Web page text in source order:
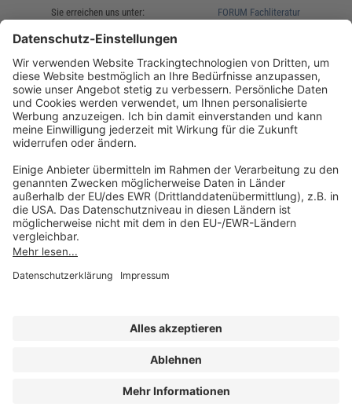
Sie erreichen uns unter:
(08233) 38 11 23
service@forum-verlag.com
Mo-Do 07:30 - 17:00 Uhr
Fr 07:30 - 15:00 Uhr
FORUM Fachliteratur
Folgen Sie uns
Impressum
Datenschutz
AGB und Lizenzbedingungen
Erklärung zur Barrierefreiheit
A FORUM MEDIA GROUP COMPANY